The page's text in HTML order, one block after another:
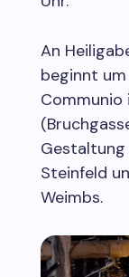
An
beginnt
Gestaltung
Steinfeld
Weimbs.